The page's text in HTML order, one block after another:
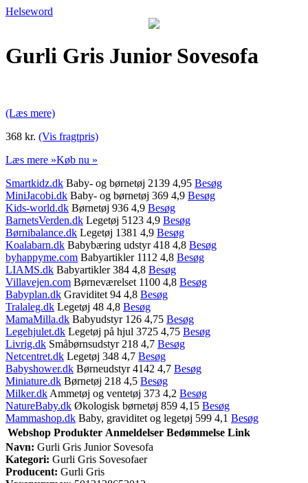
Helseword
Gurli Gris Junior Sovesofa
(Læs mere)
368 kr. (Vis fragtpris)
Læs mere »Køb nu »
Smartkidz.dk Baby- og børnetøj 2139 4,95 Besøg
MiniJacobi.dk Baby- og børnetøj 369 4,9 Besøg
Kids-world.dk Børnetøj 936 4,9 Besøg
BarnetsVerden.dk Legetøj 5123 4,9 Besøg
Børnibalance.dk Legetøj 1381 4,9 Besøg
Koalabarn.dk Babybæring udstyr 418 4,8 Besøg
byhappyme.com Babyartikler 1112 4,8 Besøg
LIAMS.dk Babyartikler 384 4,8 Besøg
Villavejen.com Børneværelset 1100 4,8 Besøg
Babyplan.dk Graviditet 94 4,8 Besøg
Tralaleg.dk Legetøj 48 4,8 Besøg
MamaMilla.dk Babyudstyr 126 4,75 Besøg
Legehjulet.dk Legetøj på hjul 3725 4,75 Besøg
Livrig.dk Småbørnsudstyr 218 4,7 Besøg
Netcentret.dk Legetøj 348 4,7 Besøg
Babyshower.dk Børneudstyr 4142 4,7 Besøg
Miniature.dk Børnetøj 218 4,5 Besøg
Milker.dk Ammetøj og ventetøj 373 4,2 Besøg
NatureBaby.dk Økologisk børnetøj 859 4,15 Besøg
Mammashop.dk Baby, graviditet og legetøj 599 4,1 Besøg
Webshop Produkter Anmeldelser Bedømmelse Link
Navn: Gurli Gris Junior Sovesofa
Kategori: Gurli Gris Sovesofaer
Producent: Gurli Gris